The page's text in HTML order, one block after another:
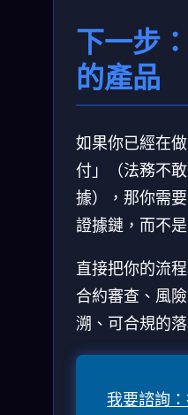
下一步
的產品
如果你已經在
付」（法務不
據），那你需
證據鏈，而不
直接把你的流
合約審查、風
溯、可合規的
我要諮詢